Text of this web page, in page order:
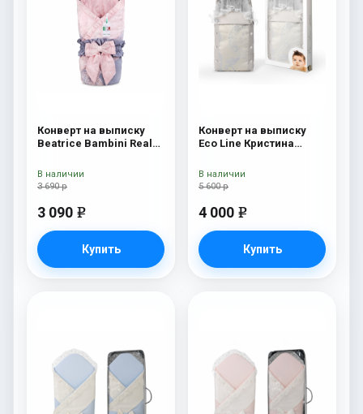
Конверт на выписку
Beatrice Bambini Reale
3 690 р
3 090 e
Купить
В наличии
Конверт на выписку
Eco Line Кристина
5 600 р
4 000 e
Купить
В наличии